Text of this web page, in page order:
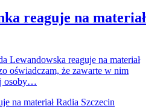
reaguje na materiał
Lewandowska reaguje na materiał
oświadczam, że zawarte w nim
osoby…